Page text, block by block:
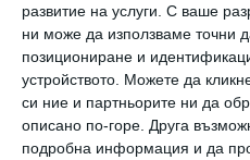
развитие на услуги. С ваше
ни може да използваме точни
позициониране и
устройството. Можете да
си ние и партньорите ни да
описано по-горе. Друга
подробна информация и да
Коментари
Трябва да сте
напишете